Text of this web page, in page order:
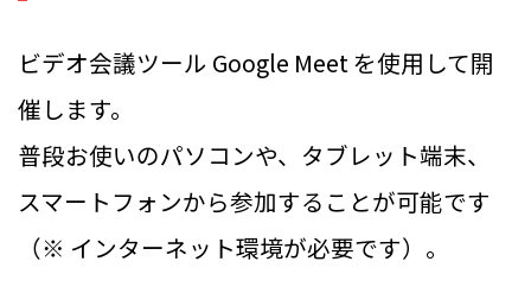
ビデオ会議ツール Google Meet を使用して開
催します。
普段お使いのパソコンや、タブレット端末、
スマートフォンから参加することが可能です
（※ インターネット環境が必要です）。